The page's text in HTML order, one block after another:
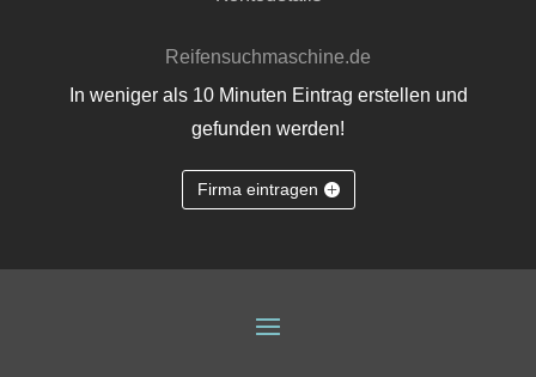
Reifensuchmaschine.de
In weniger als 10 Minuten Eintrag erstellen und
gefunden werden!
Firma eintragen